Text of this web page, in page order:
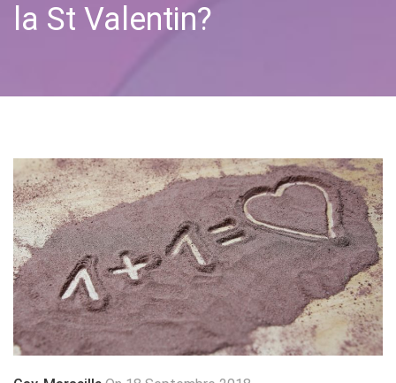
la St Valentin?